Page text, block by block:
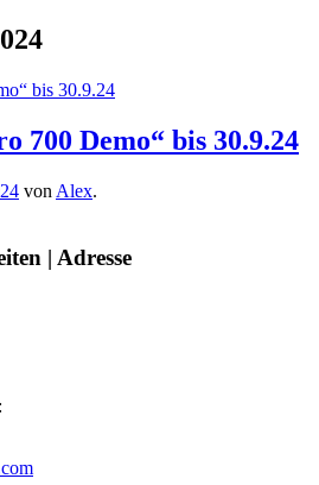
bis 30.9.24
700 Demo“ bis 30.9.24
von Alex.
| Adresse